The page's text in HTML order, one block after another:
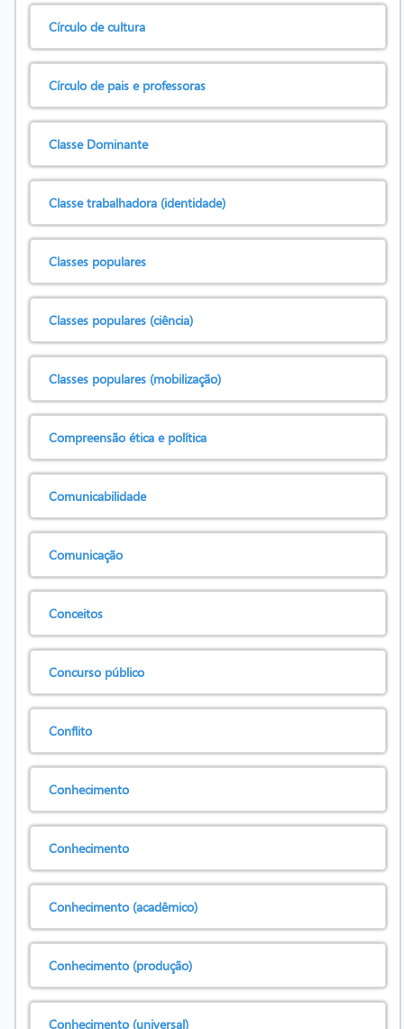
Círculo de cultura
Círculo de pais e professoras
Classe Dominante
Classe trabalhadora (identidade)
Classes populares
Classes populares (ciência)
Classes populares (mobilização)
Compreensão ética e política
Comunicabilidade
Comunicação
Conceitos
Concurso público
Conflito
Conhecimento
Conhecimento
Conhecimento (acadêmico)
Conhecimento (produção)
Conhecimento (universal)